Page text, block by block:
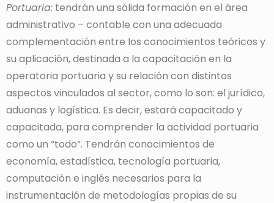
Portuaria: tendrán una sólida formación en el área
administrativo – contable con una adecuada
complementación entre los conocimientos teóricos y
su aplicación, destinada a la capacitación en la
operatoria portuaria y su relación con distintos
aspectos vinculados al sector, como lo son: el jurídico,
aduanas y logística. Es decir, estará capacitado y
capacitada, para comprender la actividad portuaria
como un “todo”. Tendrán conocimientos de
economía, estadística, tecnología portuaria,
computación e inglés necesarios para la
instrumentación de metodologías propias de su